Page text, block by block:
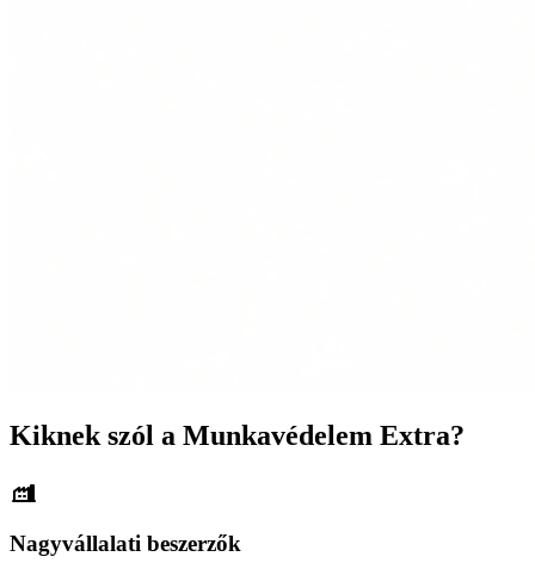
Kiknek szól a Munkavédelem Extra?
Nagyvállalati beszerzők